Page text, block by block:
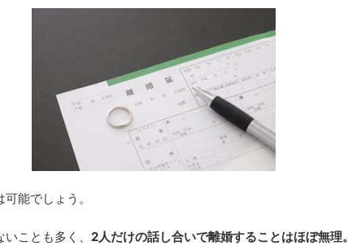
能でしょう。
ことも多く、 2人だけの話し合いで離婚することはほぼ無理。